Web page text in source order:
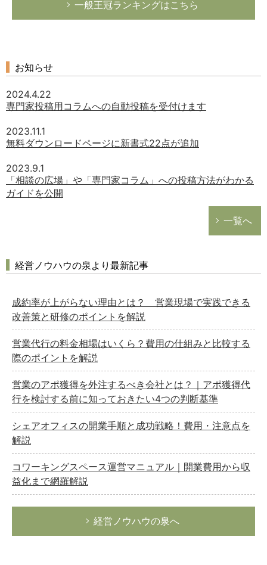
一般王冠ランキングはこちら
お知らせ
2024.4.22
専門家投稿用コラムへの自動投稿を受付けます
2023.11.1
無料ダウンロードページに新書式22点が追加
2023.9.1
「相談の広場」や「専門家コラム」への投稿方法がわかる
ガイドを公開
一覧へ
経営ノウハウの泉より最新記事
成約率が上がらない理由とは？ 営業現場で実践できる
改善策と研修のポイントを解説
営業代行の料金相場はいくら？費用の仕組みと比較する
際のポイントを解説
営業のアポ獲得を外注するべき会社とは？｜アポ獲得代
行を検討する前に知っておきたい4つの判断基準
シェアオフィスの開業手順と成功戦略！費用・注意点を
解説
コワーキングスペース運営マニュアル｜開業費用から収
益化まで網羅解説
経営ノウハウの泉へ